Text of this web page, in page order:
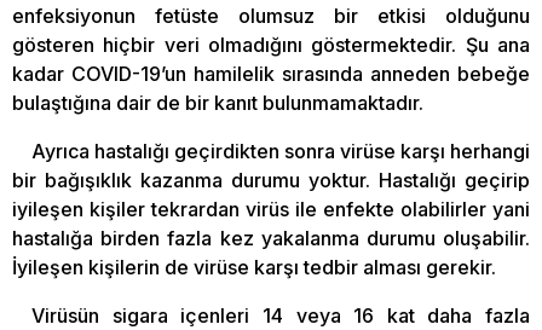
enfeksiyonun fetüste olumsuz bir etkisi olduğunu
gösteren hiçbir veri olmadığını göstermektedir. Şu ana
kadar COVID-19’un hamilelik sırasında anneden bebeğe
bulaştığına dair de bir kanıt bulunmamaktadır.
Ayrıca hastalığı geçirdikten sonra virüse karşı herhangi
bir bağışıklık kazanma durumu yoktur. Hastalığı geçirip
iyileşen kişiler tekrardan virüs ile enfekte olabilirler yani
hastalığa birden fazla kez yakalanma durumu oluşabilir.
İyileşen kişilerin de virüse karşı tedbir alması gerekir.
Virüsün sigara içenleri 14 veya 16 kat daha fazla